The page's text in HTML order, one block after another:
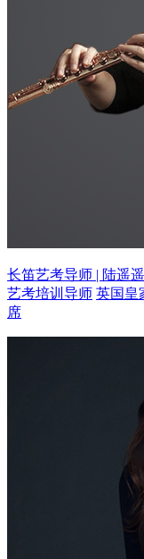
长笛艺考导师 | 陆遥
艺考培训导师 英国皇
席